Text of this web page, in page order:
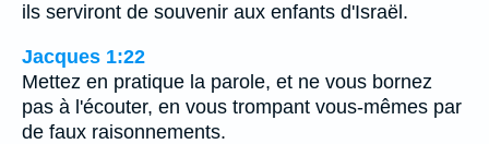
ils serviront de souvenir aux enfants d'Israël.
Jacques 1:22
Mettez en pratique la parole, et ne vous bornez
pas à l'écouter, en vous trompant vous-mêmes par
de faux raisonnements.